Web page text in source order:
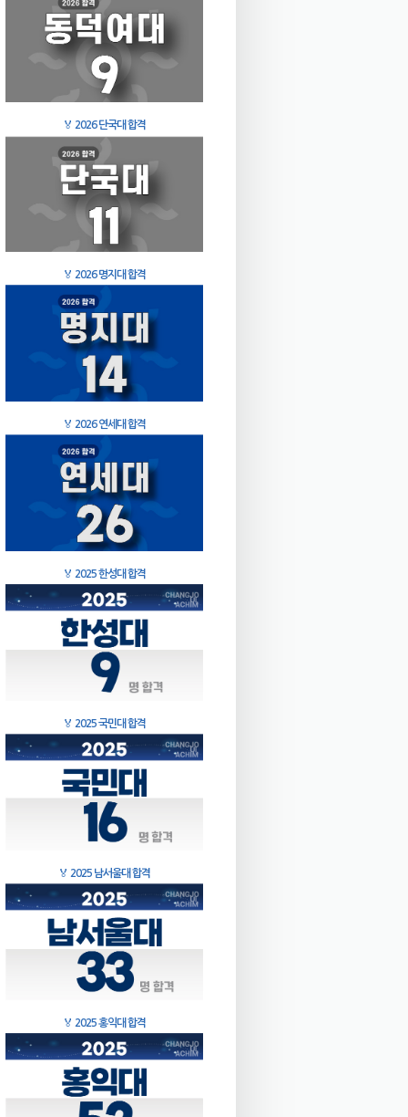
🏅 2026 단국대 합격
🏅 2026 명지대 합격
🏅 2026 연세대 합격
🏅 2025 한성대 합격
🏅 2025 국민대 합격
🏅 2025 남서울대 합격
🏅 2025 홍익대 합격